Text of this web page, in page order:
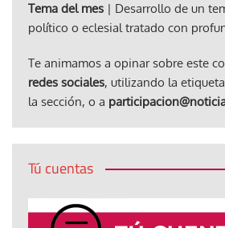
Tema del mes | Desarrollo de un
político o eclesial tratado con
Te animamos a opinar sobre este
redes sociales, utilizando la
la sección, o a
Tú cuentas